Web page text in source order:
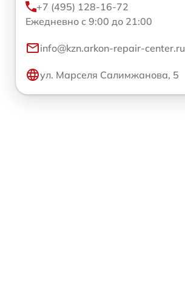
+7 (495) 128-16-72
Ежедневно с 9:00 до 21:00
info@kzn.arkon-repair-center.ru
ул. Марселя Салимжанова, 5